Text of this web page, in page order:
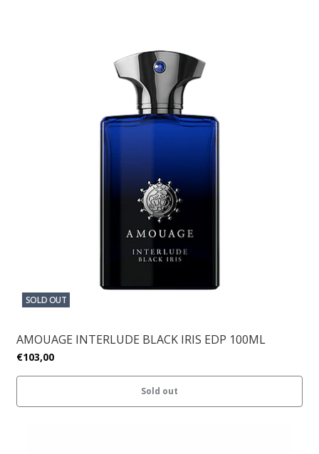
SOLD OUT
AMOUAGE INTERLUDE BLACK IRIS EDP 100ML
€103,00
Sold out